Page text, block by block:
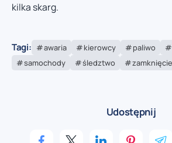
kilka skarg.
Tagi: awaria kierowcy paliwo
samochody
śledztwo zamknięcie
Udostępnij